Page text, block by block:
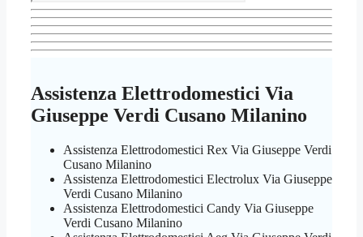
Assistenza Elettrodomestici Via
Giuseppe Verdi Cusano Milanino
Assistenza Elettrodomestici Rex Via Giuseppe Verdi
Cusano Milanino
Assistenza Elettrodomestici Electrolux Via Giuseppe
Verdi Cusano Milanino
Assistenza Elettrodomestici Candy Via Giuseppe
Verdi Cusano Milanino